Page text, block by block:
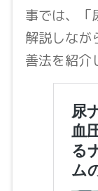
事では、「
解説しなが
善法を紹介